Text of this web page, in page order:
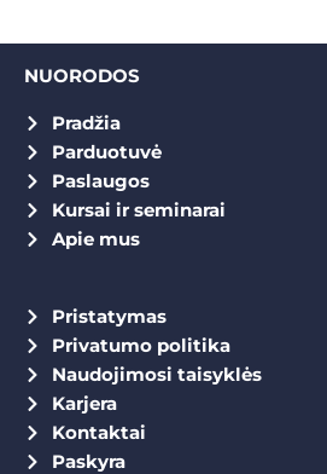
NUORODOS
Pradžia
Parduotuvė
Paslaugos
Kursai ir seminarai
Apie mus
Pristatymas
Privatumo politika
Naudojimosi taisyklės
Karjera
Kontaktai
Paskyra